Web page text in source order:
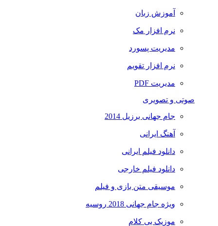
آموزش زبان
نرم افزار مک
مدیریت پسورد
نرم افزار تقویم
مدیریت PDF
صوتی و تصویری
جام جهانی برزیل 2014
آهنگ ایرانی
دانلود فیلم ایرانی
دانلود فیلم خارجی
موسیقی متن بازی و فیلم
ویژه جام جهانی 2018 روسیه
موزیک بی کلام